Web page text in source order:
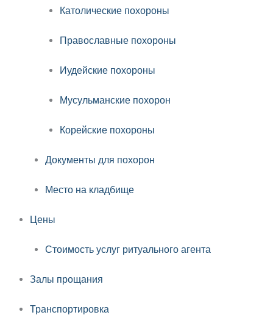
Католические похороны
Православные похороны
Иудейские похороны
Мусульманские похорон
Корейские похороны
Документы для похорон
Место на кладбище
Цены
Стоимость услуг ритуального агента
Залы прощания
Транспортировка